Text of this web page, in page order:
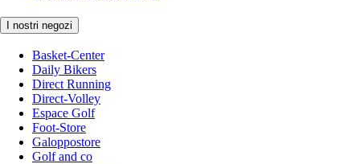
I nostri negozi
Basket-Center
Daily Bikers
Direct Running
Direct-Volley
Espace Golf
Foot-Store
Galoppostore
Golf and co